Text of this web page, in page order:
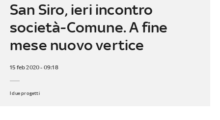
San Siro, ieri incontro
società-Comune. A fine
mese nuovo vertice
15 feb 2020 - 09:18
I due progetti